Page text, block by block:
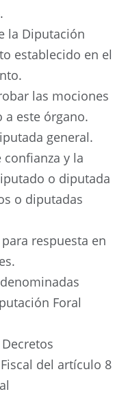
la Diputación
establecido en el
las mociones
a este órgano.
general.
y la
o diputada
o diputadas
respuesta en
Foral
del artículo 8